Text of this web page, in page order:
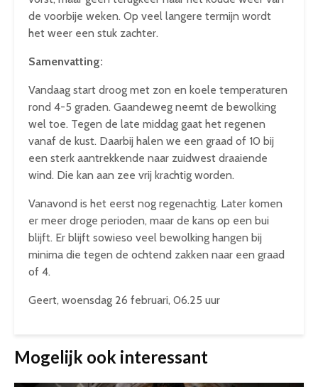
de voorbije weken. Op veel langere termijn wordt
het weer een stuk zachter.
Samenvatting:
Vandaag start droog met zon en koele temperaturen
rond 4-5 graden. Gaandeweg neemt de bewolking
wel toe. Tegen de late middag gaat het regenen
vanaf de kust. Daarbij halen we een graad of 10 bij
een sterk aantrekkende naar zuidwest draaiende
wind. Die kan aan zee vrij krachtig worden.
Vanavond is het eerst nog regenachtig. Later komen
er meer droge perioden, maar de kans op een bui
blijft. Er blijft sowieso veel bewolking hangen bij
minima die tegen de ochtend zakken naar een graad
of 4.
Geert, woensdag 26 februari, 06.25 uur
Mogelijk ook interessant